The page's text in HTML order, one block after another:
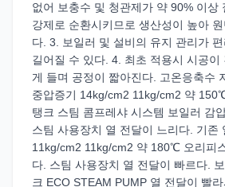
없어 보충수 및 청관제가 약 90% 이상
강제로 순환시키므로 생산성이 높아
다. 3. 보일러 및 설비의 유지 관리가
길어질 수 있다. 4. 최초 적용시 시공이
게 들며 공정이 짧아진다. 고온응축수
중압증기 14kg/cm2 11kg/cm2 약
탱크 스팀 콤프레샤 시스템 보일러 감
스팀 사용장치 열 전달이 느리다. 기존
11kg/cm2 11kg/cm2 약 180℃ 오리피
다. 스팀 사용장치 열 전달이 빠르다.
크 ECO STEAM PUMP 열 전달이 빨